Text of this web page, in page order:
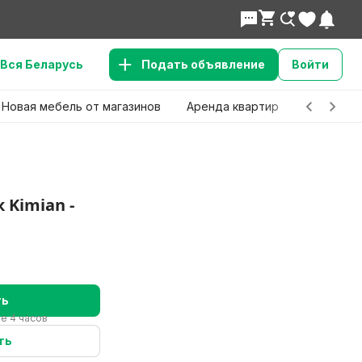
Вся Беларусь Подать объявление Войти
Новая мебель от магазинов Аренда квартир Детские
Kimian -
4 часов